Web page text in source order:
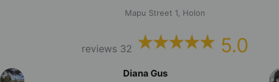
Mapu Street 1, Holon
5.0
32 reviews
Diana Gus